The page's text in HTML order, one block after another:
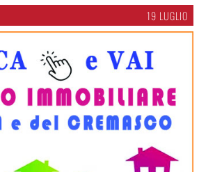
19 LUGLIO